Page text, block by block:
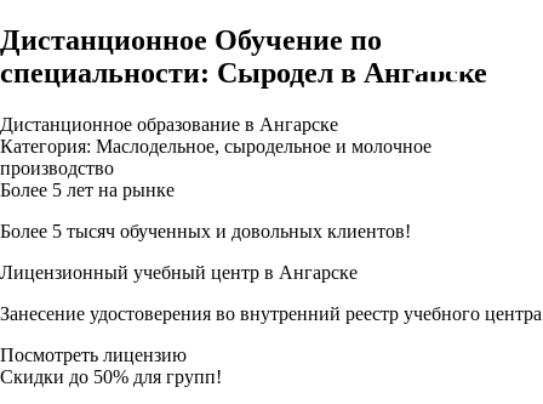
Дистанционное Обучение по
специальности: Сыродел в Ангарске
Дистанционное образование в Ангарске
Категория: Маслодельное, сыродельное и молочное
производство
Более 5 лет на рынке
Более 5 тысяч обученных и довольных клиентов!
Лицензионный учебный центр в Ангарске
Занесение удостоверения во внутренний реестр учебного центра
Посмотреть лицензию
Скидки до 50% для групп!